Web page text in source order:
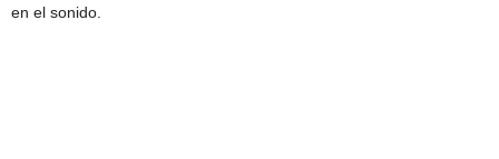
en el sonido.